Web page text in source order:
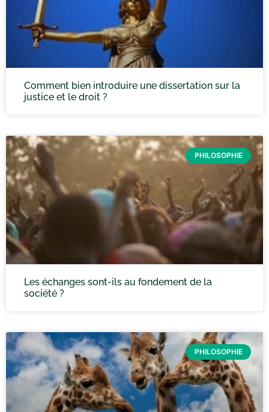
Comment bien introduire une dissertation sur la
justice et le droit ?
PHILOSOPHIE
Les échanges sont-ils au fondement de la
société ?
PHILOSOPHIE